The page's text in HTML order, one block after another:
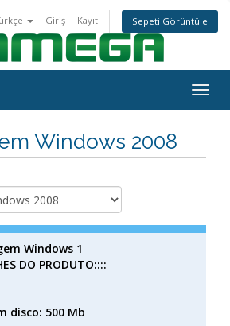
Giriş Kayıt Sepeti Görüntüle
Windows 2008
Windows 1 -
DO PRODUTO::::
disco: 500 Mb